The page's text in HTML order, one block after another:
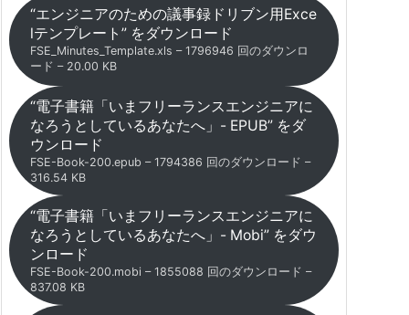
“エンジニアのための議事録ドリブン用Exce
lテンプレート” をダウンロード
FSE_Minutes_Template.xls – 1796946 回のダウンロ
ード – 20.00 KB
“電子書籍「いまフリーランスエンジニアに
なろうとしているあなたへ」- EPUB” をダ
ウンロード
FSE-Book-200.epub – 1794386 回のダウンロード –
316.54 KB
“電子書籍「いまフリーランスエンジニアに
なろうとしているあなたへ」- Mobi” をダウ
ンロード
FSE-Book-200.mobi – 1855088 回のダウンロード –
837.08 KB